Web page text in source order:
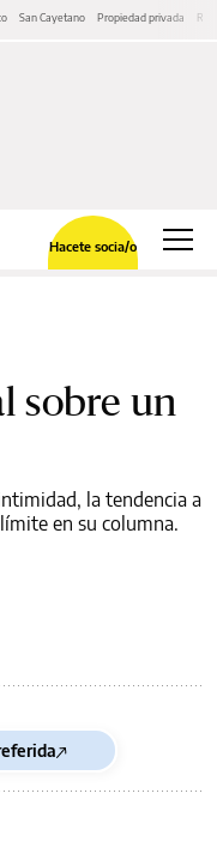
San Cayetano Propiedad privada
Hacete socia/o
sobre un
la tendencia a
en su columna.